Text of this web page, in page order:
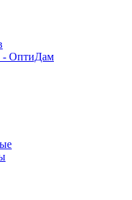
- ОптиДам